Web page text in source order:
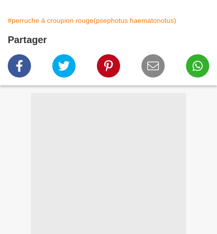
#perruche à croupion rouge(psephotus haematonotus)
Partager